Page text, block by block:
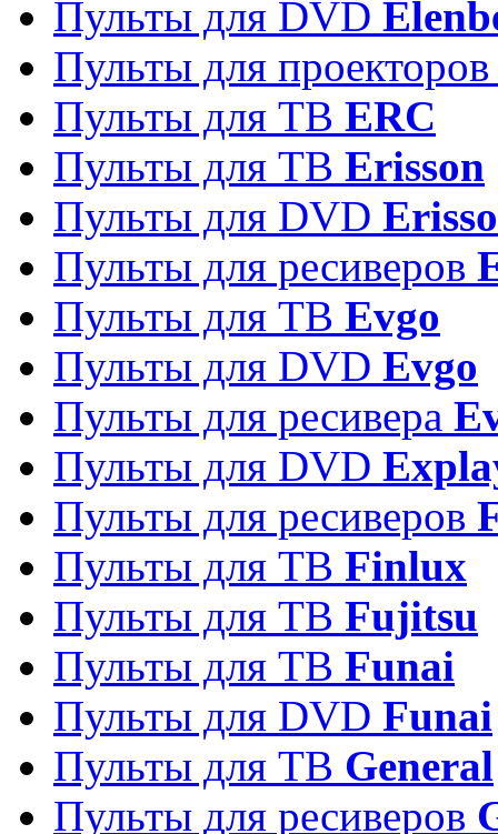
Пульты для DVD
Пульты для
Пульты для ТВ ERC
Пульты для ТВ Erisson
Пульты для DVD
Пульты для ресиверов
Пульты для ТВ Evgo
Пульты для DVD Evgo
Пульты для ресивера
Пульты для DVD
Пульты для ресиверов
Пульты для ТВ Finlux
Пульты для ТВ Fujitsu
Пульты для ТВ Funai
Пульты для DVD Funai
Пульты для ТВ General
Пульты для ресиверов